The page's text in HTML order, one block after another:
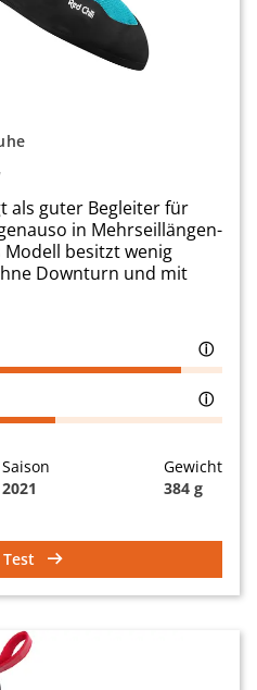
als guter Begleiter für
in Mehrseillängen-
besitzt wenig
Downturn und mit
ⓘ
ⓘ
Saison
2021
Gewicht
384 g